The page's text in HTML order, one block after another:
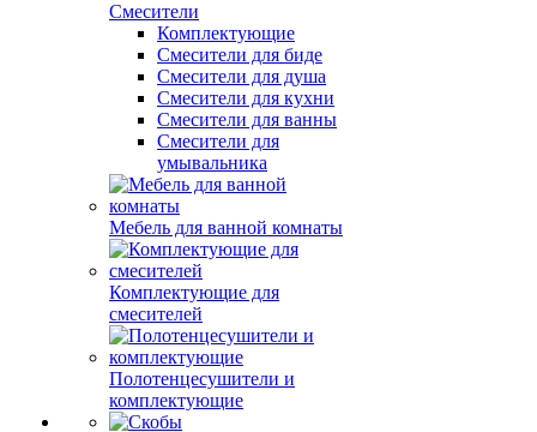
Смесители
Комплектующие
Смесители для биде
Смесители для душа
Смесители для кухни
Смесители для ванны
Смесители для
умывальника
Мебель для ванной комнаты
Комплектующие для
смесителей
Полотенцесушители и
комплектующие